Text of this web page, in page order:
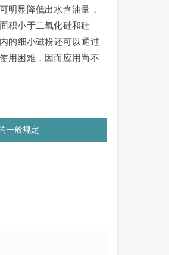
明显降低出水含油量，
积小于二氧化硅和硅
的细小磁粉还可以通过
用困难，因而应用尚不
一般规定